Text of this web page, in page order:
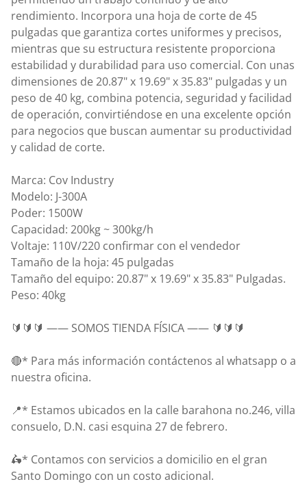
rendimiento. Incorpora una hoja de corte de 45
pulgadas que garantiza cortes uniformes y precisos,
mientras que su estructura resistente proporciona
estabilidad y durabilidad para uso comercial. Con unas
dimensiones de 20.87" x 19.69" x 35.83" pulgadas y un
peso de 40 kg, combina potencia, seguridad y facilidad
de operación, convirtiéndose en una excelente opción
para negocios que buscan aumentar su productividad
y calidad de corte.
Marca: Cov Industry
Modelo: J-300A
Poder: 1500W
Capacidad: 200kg ~ 300kg/h
Voltaje: 110V/220 confirmar con el vendedor
Tamaño de la hoja: 45 pulgadas
Tamaño del equipo: 20.87" x 19.69" x 35.83" Pulgadas.
Peso: 40kg
🔰🔰🔰 —— SOMOS TIENDA FÍSICA —— 🔰🔰🔰
🔴* Para más información contáctenos al whatsapp o a
nuestra oficina.
📍* Estamos ubicados en la calle barahona no.246, villa
consuelo, D.N. casi esquina 27 de febrero.
🛵* Contamos con servicios a domicilio en el gran
Santo Domingo con un costo adicional.